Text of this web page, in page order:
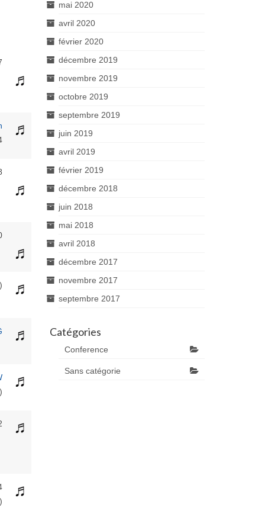
)
mai 2020
avril 2020
février 2020
décembre 2019
novembre 2019
octobre 2019
septembre 2019
juin 2019
avril 2019
février 2019
décembre 2018
juin 2018
mai 2018
avril 2018
décembre 2017
novembre 2017
septembre 2017
Catégories
Conference
Sans catégorie